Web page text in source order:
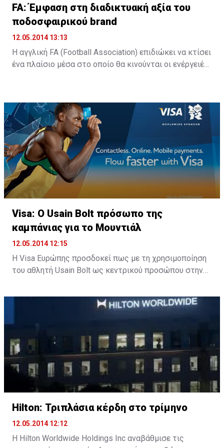
FA: Έμφαση στη διαδικτυακή αξία του
ποδοσφαιρικού brand
12.05.2014 13:13
Η αγγλική FA (Football Association) επιδιώκει να κτίσει
ένα πλαίσιο μέσα στο οποίο θα κινούνται οι ενέργειές
ενισχύσει τα κέρδη της από την εμπορική διαχέιρση
του αγγλικού ποδοσφαίρου.
Στόχος της FA είναι αναπτύξει το online κομμάτι της
εμπορικής διαχείρισης, δίδοντας μεγαλύτερη προβολή
στους χορηγούς της.
Visa: Ο Usain Bolt πρόσωπο της
καμπάνιας για το Μουντιάλ
12.05.2014 12:15
H Visa Ευρώπης προσδοκεί πως με τη χρησιμοποίηση
του αθλητή Usain Bolt ως κεντρικού προσώπου στην
χάρτη της διοργάνωσης.
Μάλιστα, η Visa ευελπιστεί πως με τον αθλητή μπορεί
να κερδίσει έναντι των ανταγωνιστών της.
Η καμπάνια της Visa θα ξεκινήσει τον ερχόμενο μήνα
και θα προβάλλει τον Bolt να παίζει ποδόσφαιρο σε
διάφορες χώρε και να καταλήγει στη Βραζιλία, όπου
διεξάγεται το Μουντιάλ από τα μέσα Ιουνίου έως τα
μέσα Ιουλίου.
Hilton: Τριπλάσια κέρδη στο τρίμηνο
12.05.2014 12:12
Η Hilton Worldwide Holdings Inc αναβάθμισε τις